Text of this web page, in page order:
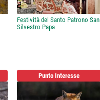
Festività del Santo Patrono San
Silvestro Papa
Punto Interesse